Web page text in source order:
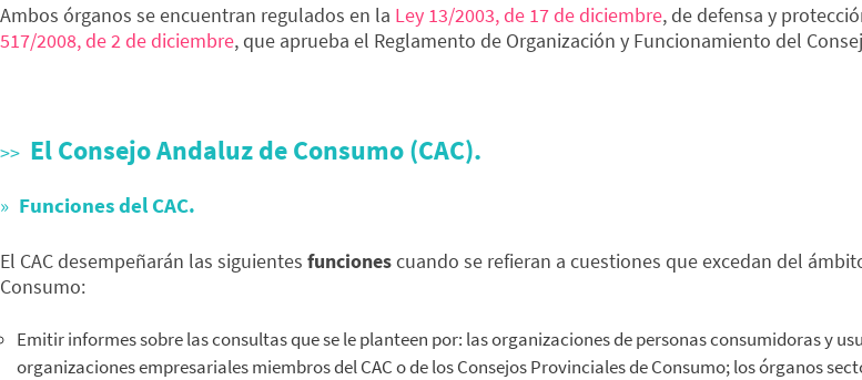
Ambos órganos se encuentran regulados en la Ley 13/2003, de 17 de diciembre, de defensa y
517/2008, de 2 de diciembre, que aprueba el Reglamento de Organización y Funcionamiento del
El Consejo Andaluz de Consumo (CAC).
Funciones del CAC.
El CAC desempeñarán las siguientes funcionescuando se refieran a cuestiones que excedan del
Consumo:
Emitir informes sobre las consultas que se le planteen por: las organizaciones de personas consumidoras y
organizaciones empresariales miembros del CAC o de los Consejos Provinciales de Consumo; los órganos